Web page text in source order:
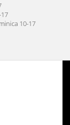
10-17